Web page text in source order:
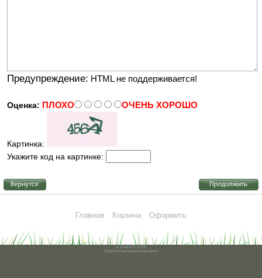
Предупреждение: HTML не поддерживается!
Оценка: ПЛОХО ОЧЕНЬ ХОРОШО
Картинка:
Укажите код на картинке:
Главная Корзина Оформить
© ShopOS 2026
Скрипты интернет-магазина